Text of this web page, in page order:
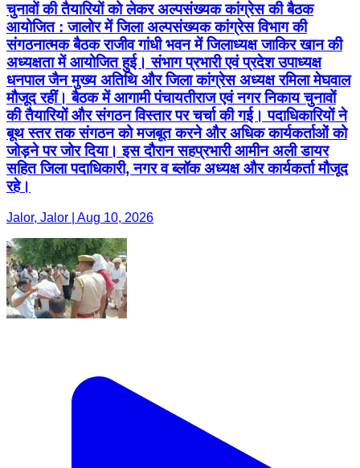
चुनावों की तैयारियों को लेकर अल्पसंख्यक कांग्रेस की बैठक
आयोजित : जालोर में जिला अल्पसंख्यक कांग्रेस विभाग की
संगठनात्मक बैठक राजीव गांधी भवन में जिलाध्यक्ष जाकिर खान की
अध्यक्षता में आयोजित हुई। संभाग प्रभारी एवं प्रदेश उपाध्यक्ष
धनपाल जैन मुख्य अतिथि और जिला कांग्रेस अध्यक्ष रमिला मेघवाल
मौजूद रहीं। बैठक में आगामी पंचायतीराज एवं नगर निकाय चुनावों
की तैयारियों और संगठन विस्तार पर चर्चा की गई। पदाधिकारियों ने
बूथ स्तर तक संगठन को मजबूत करने और अधिक कार्यकर्ताओं को
जोड़ने पर जोर दिया। इस दौरान सहप्रभारी आमीन अली डायर
सहित जिला पदाधिकारी, नगर व ब्लॉक अध्यक्ष और कार्यकर्ता मौजूद
रहे।
Jalor, Jalor | Aug 10, 2026